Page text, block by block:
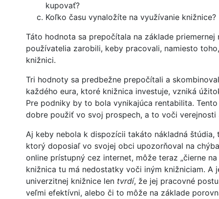
kupovať?
Koľko času vynaložíte na využívanie knižnice?
Táto hodnota sa prepočítala na základe
používatelia zarobili, keby pracovali, namiesto
knižnici.
Tri hodnoty sa predbežne prepočítali a
každého eura, ktoré knižnica investuje, vzniká
Pre podniky by to bola vynikajúca rentabilita.
dobre použiť vo svoj prospech, a to voči
Aj keby nebola k dispozícii takáto nákladná štúdia,
ktorý doposiaľ vo svojej obci upozorňoval na
online prístupný cez internet, môže teraz „čierne
knižnica tu má nedostatky voči iným knižniciam. A
univerzitnej knižnice len tvrdí, že jej pracovné
veľmi efektívni, alebo či to môže na základe